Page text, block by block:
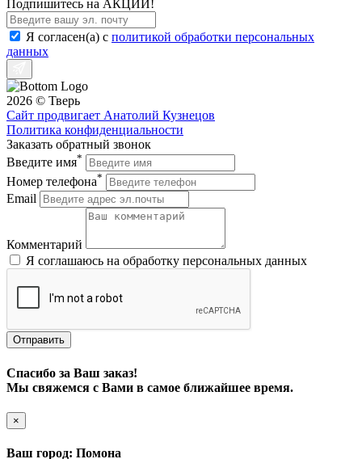
AquaFloor
Подпишитесь на АКЦИИ!
Я согласен(a) с политикой обработки персональных
данных
2026 © Тверь
Сайт продвигает Анатолий Кузнецов
Политика конфиденциальности
Заказать обратный звонок
Введите имя*
Номер телефона*
Email
Комментарий
Я соглашаюсь на обработку персональных данных
Отправить
Спасибо за Ваш заказ!
Мы свяжемся с Вами в самое ближайшее время.
×
Ваш город: Помона